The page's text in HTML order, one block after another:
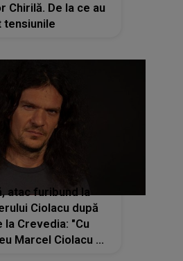
Chirilă. De la ce au
tensiunile
atac furibund la
Ciolacu după
la Crevedia: "Cu
Marcel Ciolacu ne